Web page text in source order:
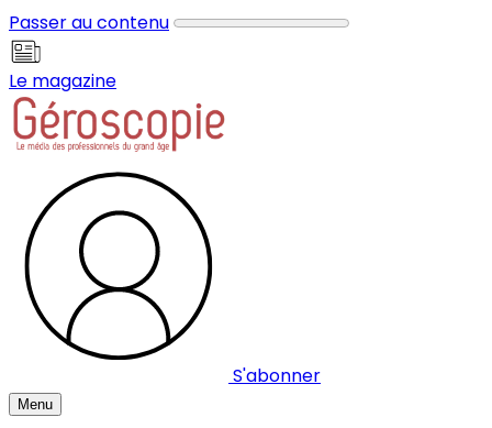
Passer au contenu
Le magazine
S'abonner
Menu
Panneau de gestion des cookies